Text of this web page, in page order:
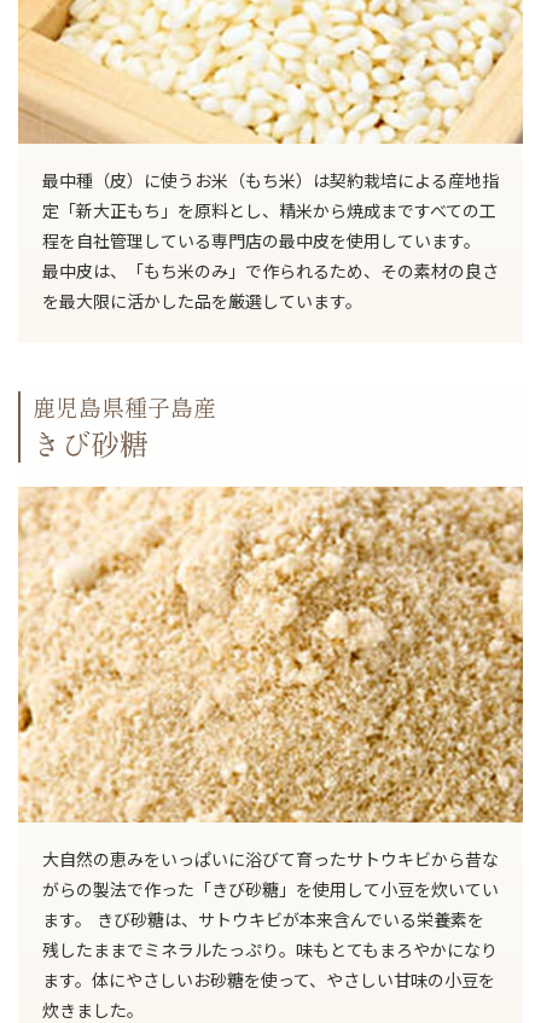
最中種（皮）に使うお米（もち米）は契約栽培による産地指
定「新大正もち」を原料とし、精米から焼成まですべての工
程を自社管理している専門店の最中皮を使用しています。
最中皮は、「もち米のみ」で作られるため、その素材の良さ
を最大限に活かした品を厳選しています。
鹿児島県種子島産
きび砂糖
大自然の恵みをいっぱいに浴びて育ったサトウキビから昔な
がらの製法で作った「きび砂糖」を使用して小豆を炊いてい
ます。 きび砂糖は、サトウキビが本来含んでいる栄養素を
残したままでミネラルたっぷり。味もとてもまろやかになり
ます。体にやさしいお砂糖を使って、やさしい甘味の小豆を
炊きました。